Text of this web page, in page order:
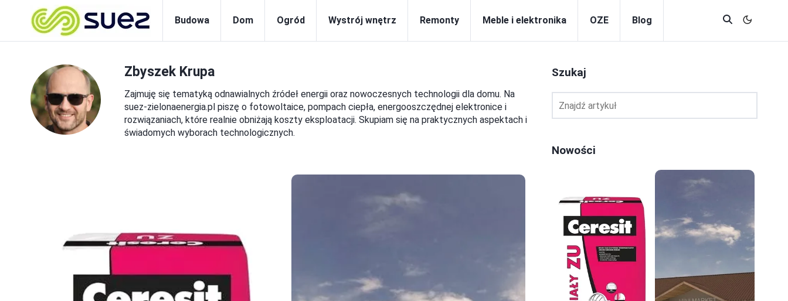
Budowa Dom Ogród Wystrój wnętrz Remonty Meble i elektronika OZE Blog
Zbyszek Krupa
Zajmuję się tematyką odnawialnych źródeł energii oraz nowoczesnych technologii dla domu. Na
suez-zielonaenergia.pl piszę o fotowoltaice, pompach ciepła, energooszczędnej elektronice i
rozwiązaniach, które realnie obniżają koszty eksploatacji. Skupiam się na praktycznych aspektach i
świadomych wyborach technologicznych.
Szukaj
Nowości